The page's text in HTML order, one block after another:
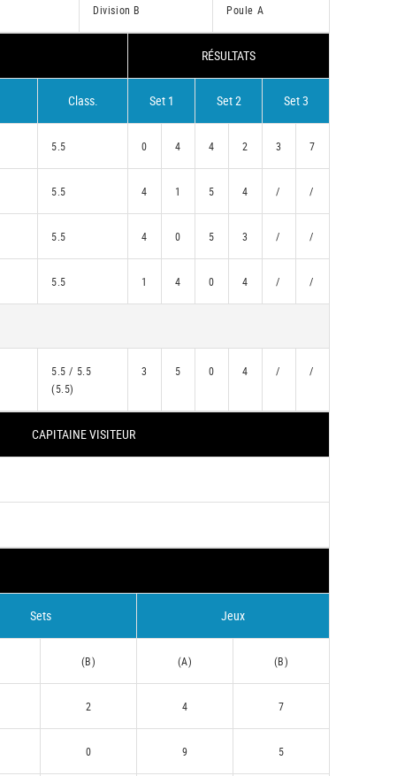
Division B Poule A
RÉSULTATS
Class. Set 1 Set 2 Set 3
5.5 0 4 4 2 3 7
5.5 4 1 5 4 / /
5.5 4 0 5 3 / /
5.5 1 4 0 4 / /
5.5 / 5.5
(5.5)
3 5 0 4 / /
CAPITAINE VISITEUR
Sets Jeux
(B) (A) (B)
2 4 7
0 9 5